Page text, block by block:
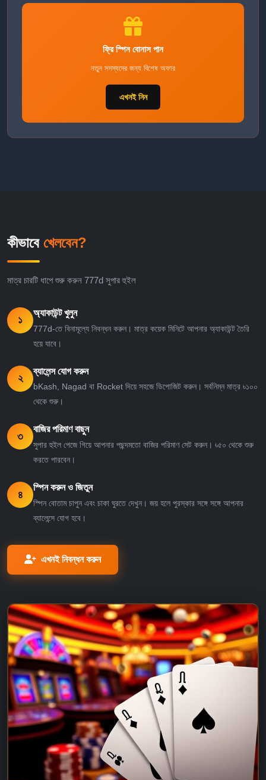
ফ্রি স্পিন বোনাস পান
নতুন সদস্যদের জন্য বিশেষ অফার
এখনই নিন
কীভাবে খেলবেন?
মাত্র চারটি ধাপে শুরু করুন 777d সুপার হুইল
১
অ্যাকাউন্ট খুলুন
777d-তে বিনামূল্যে নিবন্ধন করুন। মাত্র কয়েক মিনিটে আপনার অ্যাকাউন্ট তৈরি
হয়ে যাবে।
২
ব্যালেন্স যোগ করুন
bKash, Nagad বা Rocket দিয়ে সহজে ডিপোজিট করুন। সর্বনিম্ন মাত্র ৳১০০
থেকে শুরু।
৩
বাজির পরিমাণ বাছুন
সুপার হুইল পেজে গিয়ে আপনার পছন্দমতো বাজির পরিমাণ সেট করুন। ৳৫০ থেকে শুরু
করতে পারবেন।
৪
স্পিন করুন ও জিতুন
স্পিন বোতাম চাপুন এবং চাকা ঘুরতে দেখুন। জয় হলে পুরস্কার সঙ্গে সঙ্গে আপনার
ব্যালেন্সে যোগ হবে।
এখনই নিবন্ধন করুন